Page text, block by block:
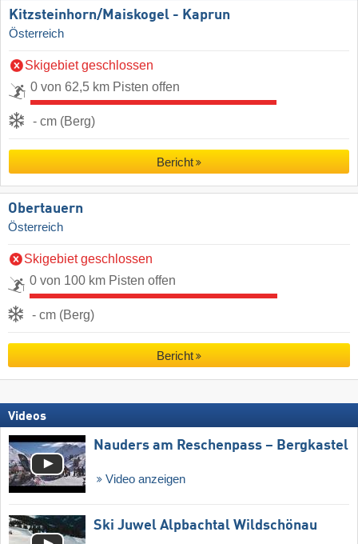
Kitzsteinhorn/​Maiskogel - Kaprun
Österreich
Skigebiet geschlossen
0 von 62,5 km Pisten offen
- cm (Berg)
Bericht
Obertauern
Österreich
Skigebiet geschlossen
0 von 100 km Pisten offen
- cm (Berg)
Bericht
Videos
Nauders am Reschenpass – Bergkastel
Video anzeigen
Ski Juwel Alpbachtal Wildschönau